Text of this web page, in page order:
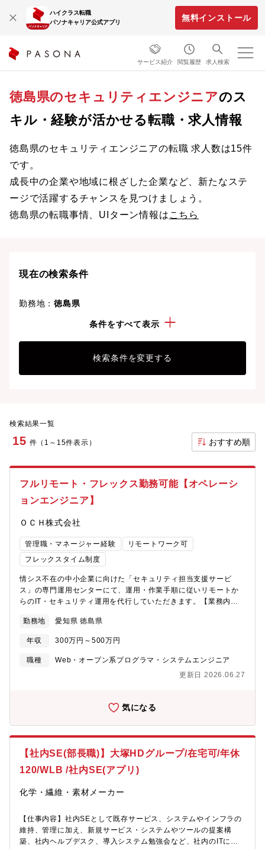
ハイクラス転職
パソナキャリア公式アプリ
無料インストール
サービス紹介 閲覧履歴 求人検索
徳島県のセキュリティエンジニアのス
キル・経験が活かせる転職・求人情報
徳島県のセキュリティエンジニアの転職 求人数は15件
です。
成長中の企業や地域に根ざした企業など、新たなステ
ージで活躍するチャンスを見つけましょう。
徳島県の転職事情、UIターン情報は こちら
現在の検索条件
勤務地：徳島県
セキュリティ
条件をすべて表示
検索条件を変更する
検索結果一覧
15 件（1～15件表示） おすすめ順
フルリモート・フレックス勤務可能【オペレーシ
ョンエンジニア】
ＯＣＨ株式会社
管理職・マネージャー経験
リモートワーク可
フレックスタイム制度
情シス不在の中小企業に向けた「セキュリティ担当支援サービ
ス」の専門運用センターにて、運用・作業手順に従いリモートか
らのIT・セキュリティ運用を代行していただきます。【業務内
ルを用いたパッチ運用、資産管理、およびEDR・UTM（ファイア
ウォール、Wi-Fi、VPN等）の運用・保守・アラート監視・ヘルプ
デスク・トラブル対応： 異常検知時の一次対応・端末隔離や、
顧客からのPC・ネットワークに関する問い合わせ（電話・メー
ネットワーク脆弱性診断の実施と、客観的なデータに基づくセキ
ノベーション）： 業務の属人化を防ぐための運用回りの仕組み
作り、既存業務のDX化（業務効率改善）、マニュアルや社内シス
テム構成図の作成支援【募集背景】新サービスリリースに伴うメ
ンバ増員【業務環境】自社システム、Airtable、Google
Workspace、Slack、外部管理システム、外部SaaSサービス【魅
力・遣り甲斐】・マニュアル運用からスタートし、情報セキュリ
ティの頼れる「ガードマン」へ成長できます。 最初は手順書や
くため、セキュリティ専任としての経験がなくても安心です。
ゆくは異常にいち早く気づき、お客様のシステムを守り抜く「ガ
ードマン（セキュリティのプロ）」へとステップアップできる環
境です。・中小企業の「最後の砦」としての高い社会的意義 「情
勤務地 愛知県 徳島県
年収 300万円～500万円
職種
Web・オープン系プログラマ・システムエンジニア
更新日 2026.06.27
気になる
【社内SE(部長職)】大塚HDグループ/在宅可/年休
120/WLB /社内SE(アプリ)
化学・繊維・素材メーカー
【仕事内容】社内SEとして既存サービス、システムやインフラの
維持、管理に加え、新規サービス・システムやツールの提案構
築、社内ヘルプデスク、導入システム勉強会など、社内のITに関